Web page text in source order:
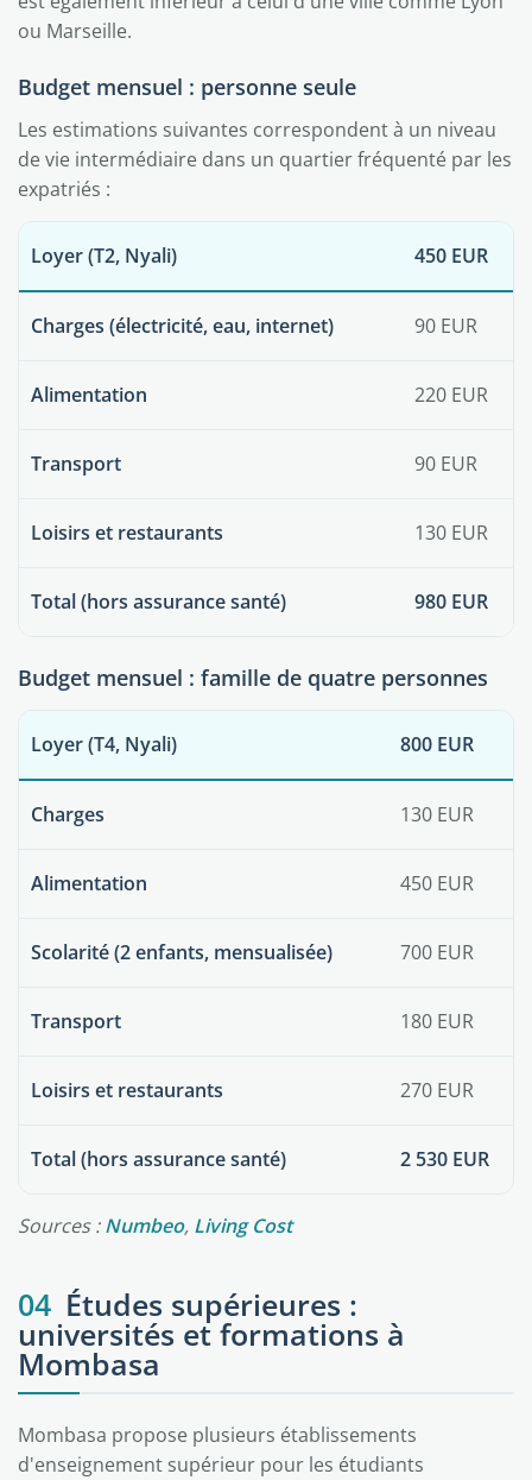
ou Marseille.
Budget mensuel : personne seule
Les estimations suivantes correspondent à un niveau
de vie intermédiaire dans un quartier fréquenté par les
expatriés :
Loyer (T2, Nyali) 450 EUR
Charges (électricité, eau, internet) 90 EUR
Alimentation 220 EUR
Transport 90 EUR
Loisirs et restaurants 130 EUR
Total (hors assurance santé) 980 EUR
Budget mensuel : famille de quatre personnes
Loyer (T4, Nyali) 800 EUR
Charges 130 EUR
Alimentation 450 EUR
Scolarité (2 enfants, mensualisée) 700 EUR
Transport 180 EUR
Loisirs et restaurants 270 EUR
Total (hors assurance santé) 2 530 EUR
Sources :Numbeo, Living Cost
04 Études supérieures :
universités et formations à
Mombasa
Mombasa propose plusieurs établissements
d'enseignement supérieur pour les étudiants